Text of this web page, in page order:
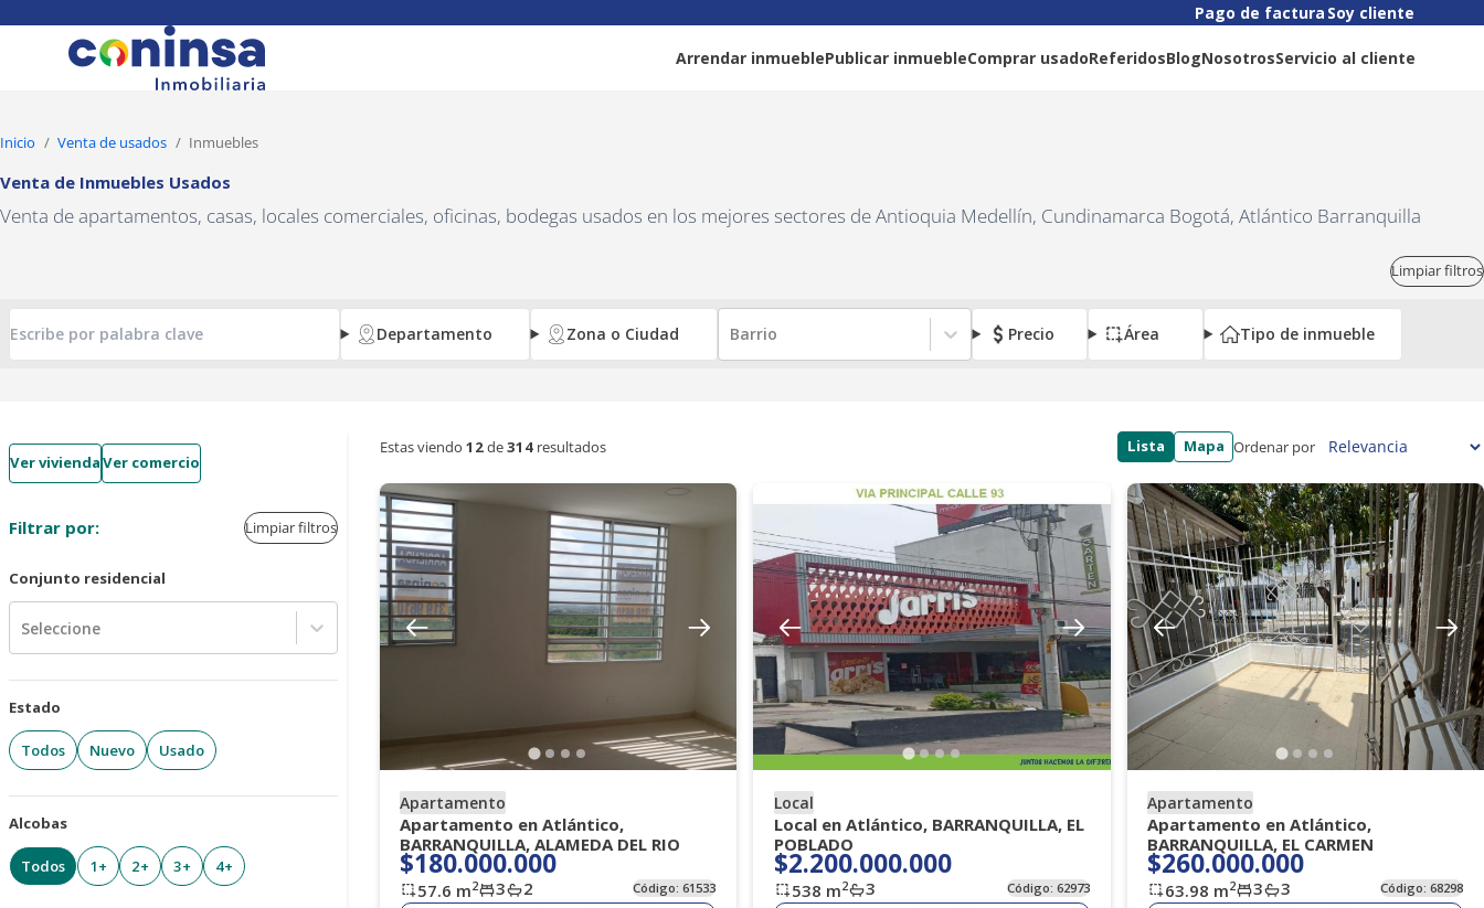
Pago de factura Soy cliente
Arrendar inmueblePublicar inmuebleComprar usadoReferidosBlogNosotrosServicio al cliente
Inicio Venta de usados Inmuebles
Venta de Inmuebles Usados
Venta de apartamentos, casas, locales comerciales, oficinas, bodegas usados en los mejores sectores de Antioquia Medellín, Cundinamarca Bogotá, Atlántico Barranquilla
Limpiar filtros
Departamento Zona o Ciudad Barrio Precio Área Tipo de inmueble
Ver viviendaVer comercio
Filtrar por: Limpiar filtros
Conjunto residencial
Seleccione
Estado
Todos Nuevo Usado
Alcobas
Todos 1+ 2+ 3+ 4+
Estas viendo 12de314resultados Lista Mapa Ordenar por
Apartamento
Apartamento en Atlántico,
BARRANQUILLA, ALAMEDA DEL RIO
$180.000.000
57.6 m2 3 2 Código:61533
Local
Local en Atlántico, BARRANQUILLA, EL
POBLADO
$2.200.000.000
538 m2 3 Código: 62973
Apartamento
Apartamento en Atlántico,
BARRANQUILLA, EL CARMEN
$260.000.000
63.98 m2 3 3 Código:68298